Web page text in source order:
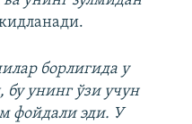
борлигида у
унинг ўзи учун
фойдали эди. У